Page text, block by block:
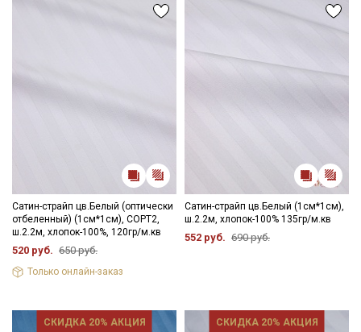
Сатин-страйп цв.Белый (оптически
отбеленный) (1см*1см), СОРТ2,
ш.2.2м, хлопок-100%, 120гр/м.кв
520 руб. 650 руб.
Только онлайн-заказ
Сатин-страйп цв.Белый (1см*1см),
ш.2.2м, хлопок-100% 135гр/м.кв
552 руб. 690 руб.
СКИДКА 20% АКЦИЯ СКИДКА 20% АКЦИЯ